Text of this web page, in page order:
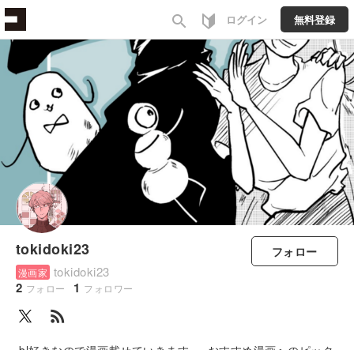
search ログイン 無料登録
tokidoki23
漫画家 tokidoki23
2 フォロー 1 フォロワー
フォロー
rss_feed